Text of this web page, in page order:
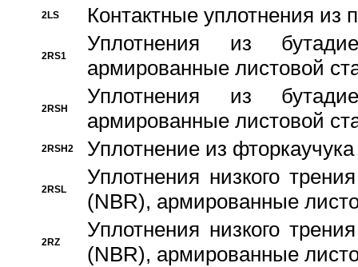
2LS Контактные уплотнения из
2RS1
Уплотнения из
армированные листовой
2RSH
Уплотнения из
армированные листовой
2RSH2 Уплотнение из
2RSL
Уплотнения низкого
(NBR), армированные
2RZ
Уплотнения низкого
(NBR), армированные